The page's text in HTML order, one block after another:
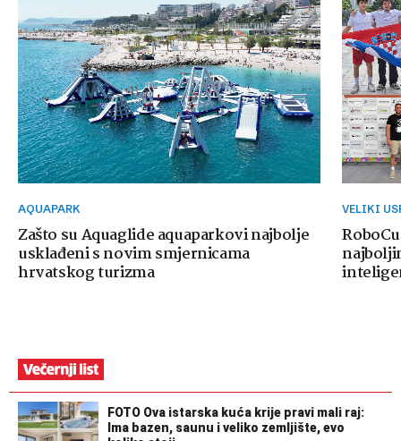
AQUAPARK
Zašto su Aquaglide aquaparkovi najbolje
usklađeni s novim smjernicama
hrvatskog turizma
VELIKI